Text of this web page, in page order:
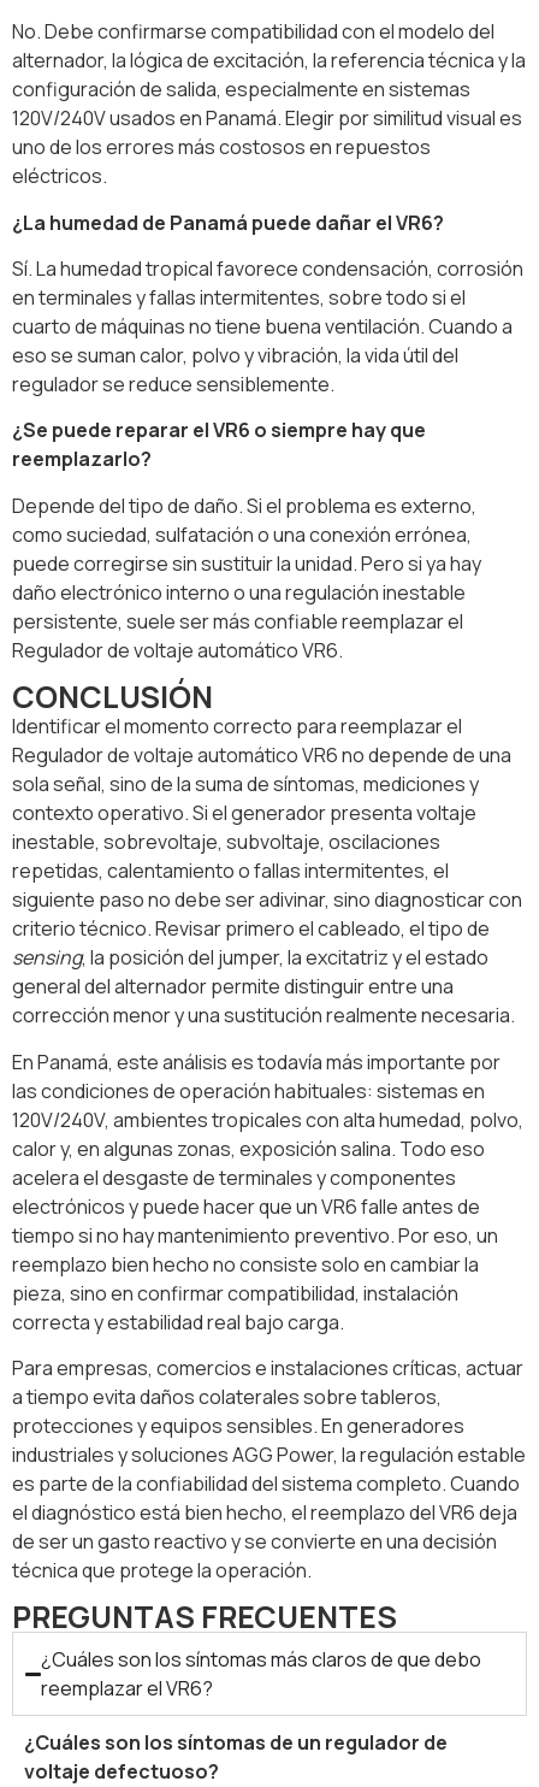
No. Debe confirmarse compatibilidad con el modelo del
alternador, la lógica de excitación, la referencia técnica y la
configuración de salida, especialmente en sistemas
120V/240V usados en Panamá. Elegir por similitud visual es
uno de los errores más costosos en repuestos
eléctricos.
¿La humedad de Panamá puede dañar el VR6?
Sí. La humedad tropical favorece condensación, corrosión
en terminales y fallas intermitentes, sobre todo si el
cuarto de máquinas no tiene buena ventilación. Cuando a
eso se suman calor, polvo y vibración, la vida útil del
regulador se reduce sensiblemente.
¿Se puede reparar el VR6 o siempre hay que
reemplazarlo?
Depende del tipo de daño. Si el problema es externo,
como suciedad, sulfatación o una conexión errónea,
puede corregirse sin sustituir la unidad. Pero si ya hay
daño electrónico interno o una regulación inestable
persistente, suele ser más confiable reemplazar el
Regulador de voltaje automático VR6.
CONCLUSIÓN
Identificar el momento correcto para reemplazar el
Regulador de voltaje automático VR6 no depende de una
sola señal, sino de la suma de síntomas, mediciones y
contexto operativo. Si el generador presenta voltaje
inestable, sobrevoltaje, subvoltaje, oscilaciones
repetidas, calentamiento o fallas intermitentes, el
siguiente paso no debe ser adivinar, sino diagnosticar con
criterio técnico. Revisar primero el cableado, el tipo de
sensing, la posición del jumper, la excitatriz y el estado
general del alternador permite distinguir entre una
corrección menor y una sustitución realmente necesaria.
En Panamá, este análisis es todavía más importante por
las condiciones de operación habituales: sistemas en
120V/240V, ambientes tropicales con alta humedad, polvo,
calor y, en algunas zonas, exposición salina. Todo eso
acelera el desgaste de terminales y componentes
electrónicos y puede hacer que un VR6 falle antes de
tiempo si no hay mantenimiento preventivo. Por eso, un
reemplazo bien hecho no consiste solo en cambiar la
pieza, sino en confirmar compatibilidad, instalación
correcta y estabilidad real bajo carga.
Para empresas, comercios e instalaciones críticas, actuar
a tiempo evita daños colaterales sobre tableros,
protecciones y equipos sensibles. En generadores
industriales y soluciones AGG Power, la regulación estable
es parte de la confiabilidad del sistema completo. Cuando
el diagnóstico está bien hecho, el reemplazo del VR6 deja
de ser un gasto reactivo y se convierte en una decisión
técnica que protege la operación.
PREGUNTAS FRECUENTES
¿Cuáles son los síntomas más claros de que debo
reemplazar el VR6?
¿Cuáles son los síntomas de un regulador de
voltaje defectuoso?